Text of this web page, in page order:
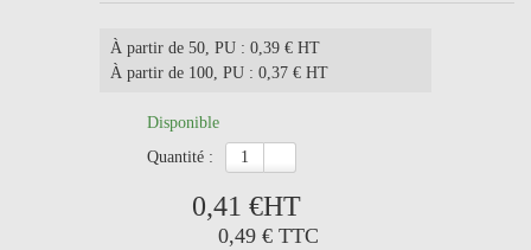
À partir de 50, PU : 0,39 € HT
À partir de 100, PU : 0,37 € HT
Disponible
quantité :
0,41 €HT
0,49 € TTC